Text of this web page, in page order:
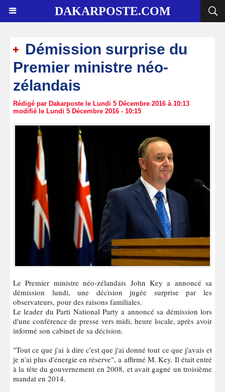
DAKARPOSTE.COM
Démission surprise du
Premier ministre néo-
zélandais
Rédigé par Dakarposte le Lundi 5 Décembre 2016 à 10:13
modifié le Lundi 5 Décembre 2016 - 10:15
Le Premier ministre néo-zélandais John Key a annoncé sa
démission lundi, une décision jugée surprise par les
observateurs, pour des raisons familiales.
Le leader du Parti National Party a annoncé sa démission lors
d'une conférence de presse vers midi, heure locale, après avoir
informé son cabinet de sa décision.
"Tout ce que j'ai à dire c'est que j'ai donné tout ce que j'avais et
je n'ai plus d'énergie en réserve", a affirmé M. Key. Il était entré
à la tête du gouvernement en 2008, et avait gagné un troisième
mandat en 2014.